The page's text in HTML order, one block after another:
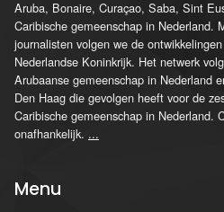
Aruba, Bonaire, Curaçao, Saba, Sint
Caribische gemeenschap in Nederland.
journalisten volgen we de
Nederlandse Koninkrijk. Het netwerk
Arubaanse gemeenschap in Nederland
Den Haag die gevolgen heeft voor de
Caribische gemeenschap in Nederland.
onafhankelijk. ...
Menu